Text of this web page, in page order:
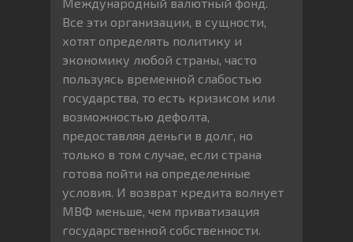
Все эти организации, в сущности,
хотят определять политику и
экономику любой страны, часто
пользуясь временной слабостью
государства, то есть кризисом или
возможностью дефолта,
предоставляя деньги в долг, но
только в том случае, если страна
готова пойти на определенные
условия. И возврат кредита волнует
МВФ меньше, чем приватизация
государственной собственности.